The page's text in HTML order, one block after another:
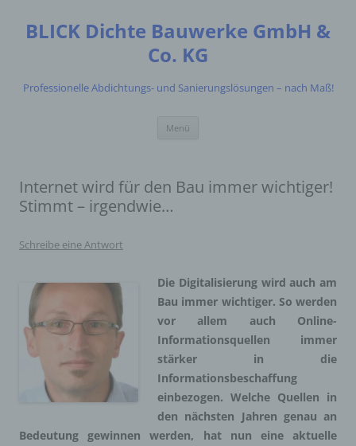
springen
BLICK Dichte Bauwerke GmbH &
Co. KG
Professionelle Abdichtungs- und Sanierungslösungen – nach Maß!
Menü
Internet wird für den Bau immer wichtiger!
Stimmt – irgendwie…
Schreibe eine Antwort
Die Digitalisierung wird auch am
Bau immer wichtiger. So werden
vor allem auch Online-
Informationsquellen immer
stärker in die
Informationsbeschaffung
einbezogen. Welche Quellen in
den nächsten Jahren genau an
Bedeutung gewinnen werden, hat nun eine aktuelle